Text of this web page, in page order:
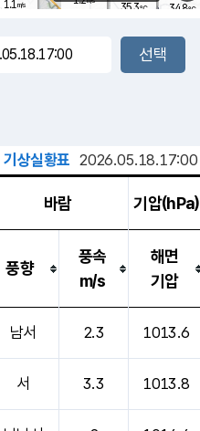
35.3℃
장호원
34.8℃
1.1 m/s
기상실황표 2026.05.18.17:00
바람 기압(hPa)
풍향
풍속
m/s
해면
기압
남서 2.3 1013.6
서 3.3 1013.8